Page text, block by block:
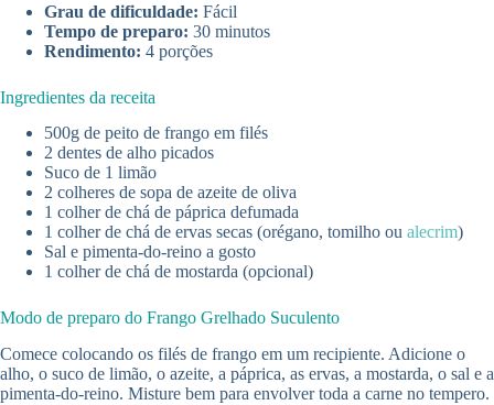
Grau de dificuldade: Fácil
Tempo de preparo: 30 minutos
Rendimento: 4 porções
Ingredientes da receita
500g de peito de frango em filés
2 dentes de alho picados
Suco de 1 limão
2 colheres de sopa de azeite de oliva
1 colher de chá de páprica defumada
1 colher de chá de ervas secas (orégano, tomilho ou alecrim)
Sal e pimenta-do-reino a gosto
1 colher de chá de mostarda (opcional)
Modo de preparo do Frango Grelhado Suculento
Comece colocando os filés de frango em um recipiente. Adicione o
alho, o suco de limão, o azeite, a páprica, as ervas, a mostarda, o sal e a
pimenta-do-reino. Misture bem para envolver toda a carne no tempero.